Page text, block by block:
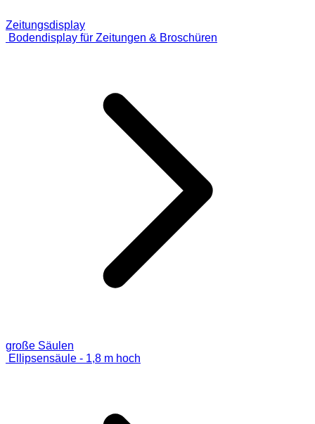
Zeitungsdisplay
Bodendisplay für Zeitungen & Broschüren
große Säulen
Ellipsensäule - 1,8 m hoch